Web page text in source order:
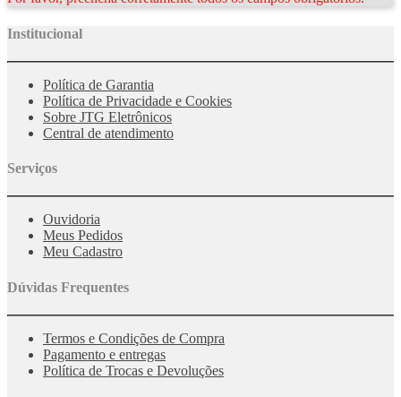
Institucional
Política de Garantia
Política de Privacidade e Cookies
Sobre JTG Eletrônicos
Central de atendimento
Serviços
Ouvidoria
Meus Pedidos
Meu Cadastro
Dúvidas Frequentes
Termos e Condições de Compra
Pagamento e entregas
Política de Trocas e Devoluções